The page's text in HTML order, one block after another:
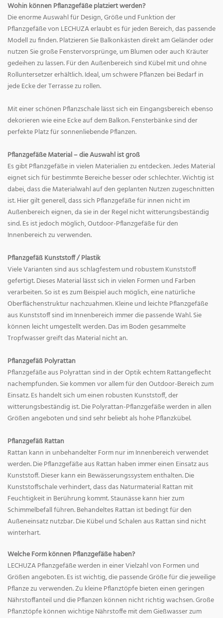
Wohin können Pflanzgefäße platziert werden?
Die enorme Auswahl für Design, Größe und Funktion der
Pflanzgefäße von LECHUZA erlaubt es für jeden Bereich, das passende
Modell zu finden. Platzieren Sie Balkonkästen direkt am Geländer oder
nutzen Sie große Fenstervorsprünge, um Blumen oder auch Kräuter
gedeihen zu lassen. Für den Außenbereich sind Kübel mit und ohne
Rolluntersetzer erhältlich. Ideal, um schwere Pflanzen bei Bedarf in
jede Ecke der Terrasse zu rollen.
Mit einer schönen Pflanzschale lässt sich ein Eingangsbereich ebenso
dekorieren wie eine Ecke auf dem Balkon. Fensterbänke sind der
perfekte Platz für sonnenliebende Pflanzen.
Pflanzgefäße Material – die Auswahl ist groß
Es gibt Pflanzgefäße in vielen Materialien zu entdecken. Jedes Material
eignet sich für bestimmte Bereiche besser oder schlechter. Wichtig ist
dabei, dass die Materialwahl auf den geplanten Nutzen zugeschnitten
ist. Hier gilt generell, dass sich Pflanzgefäße für innen nicht im
Außenbereich eignen, da sie in der Regel nicht witterungsbeständig
sind. Es ist jedoch möglich, Outdoor-Pflanzgefäße für den
Innenbereich zu verwenden.
Pflanzgefäß Kunststoff / Plastik
Viele Varianten sind aus schlagfestem und robustem Kunststoff
gefertigt. Dieses Material lässt sich in vielen Formen und Farben
verarbeiten. So ist es zum Beispiel auch möglich, eine natürliche
Oberflächenstruktur nachzuahmen. Kleine und leichte Pflanzgefäße
aus Kunststoff sind im Innenbereich immer die passende Wahl. Sie
können leicht umgestellt werden. Das im Boden gesammelte
Tropfwasser greift das Material nicht an.
Pflanzgefäß Polyrattan
Pflanzgefäße aus Polyrattan sind in der Optik echtem Rattangeflecht
nachempfunden. Sie kommen vor allem für den Outdoor-Bereich zum
Einsatz. Es handelt sich um einen robusten Kunststoff, der
witterungsbeständig ist. Die Polyrattan-Pflanzgefäße werden in allen
Größen angeboten und sind sehr beliebt als hohe Pflanzkübel.
Pflanzgefäß Rattan
Rattan kann in unbehandelter Form nur im Innenbereich verwendet
werden. Die Pflanzgefäße aus Rattan haben immer einen Einsatz aus
Kunststoff. Dieser kann ein Bewässerungssystem enthalten. Die
Kunststoffschale verhindert, dass das Naturmaterial Rattan mit
Feuchtigkeit in Berührung kommt. Staunässe kann hier zum
Schimmelbefall führen. Behandeltes Rattan ist bedingt für den
Außeneinsatz nutzbar. Die Kübel und Schalen aus Rattan sind nicht
winterhart.
Welche Form können Pflanzgefäße haben?
LECHUZA Pflanzgefäße werden in einer Vielzahl von Formen und
Größen angeboten. Es ist wichtig, die passende Größe für die jeweilige
Pflanze zu verwenden. Zu kleine Pflanztöpfe bieten einen geringen
Nährstoffanteil und die Pflanzen können nicht richtig wachsen. Große
Pflanztöpfe können wichtige Nährstoffe mit dem Gießwasser zum